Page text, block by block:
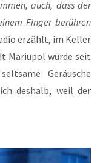
auch, dass der
Fin­ger berüh­ren
erzählt, im Kel­ler
Mariu­pol wür­de seit
Geräu­sche
des­halb, weil der